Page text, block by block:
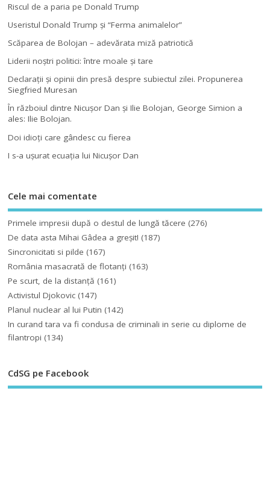
Riscul de a paria pe Donald Trump
Useristul Donald Trump şi “Ferma animalelor”
Scăparea de Bolojan – adevărata miză patriotică
Liderii noştri politici: între moale şi tare
Declaraţii şi opinii din presă despre subiectul zilei. Propunerea
Siegfried Muresan
În războiul dintre Nicuşor Dan şi Ilie Bolojan, George Simion a
ales: Ilie Bolojan.
Doi idioţi care gândesc cu fierea
I s-a uşurat ecuaţia lui Nicuşor Dan
Cele mai comentate
Primele impresii după o destul de lungă tăcere (276)
De data asta Mihai Gâdea a greşit! (187)
Sincronicitati si pilde (167)
România masacrată de flotanţi (163)
Pe scurt, de la distanță (161)
Activistul Djokovic (147)
Planul nuclear al lui Putin (142)
In curand tara va fi condusa de criminali in serie cu diplome de
filantropi (134)
CdSG pe Facebook